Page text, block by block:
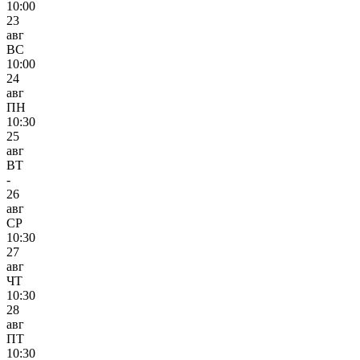
10:00
23
авг
ВС
10:00
24
авг
ПН
10:30
25
авг
ВТ
-
26
авг
СР
10:30
27
авг
ЧТ
10:30
28
авг
ПТ
10:30